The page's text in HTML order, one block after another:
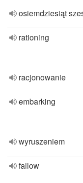
osiemdziesiąt
rationing
racjonowanie
embarking
wyruszeniem
fallow